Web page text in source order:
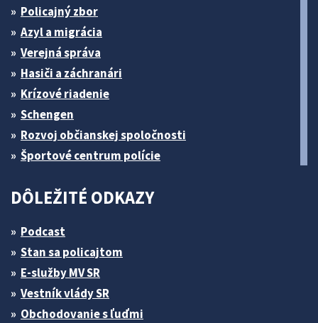
Policajný zbor
Azyl a migrácia
Verejná správa
Hasiči a záchranári
Krízové riadenie
Schengen
Rozvoj občianskej spoločnosti
Športové centrum polície
DÔLEŽITÉ ODKAZY
Podcast
Stan sa policajtom
E-služby MV SR
Vestník vlády SR
Obchodovanie s ľuďmi